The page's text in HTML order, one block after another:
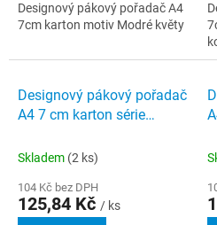
Designový pákový pořadač A4
7cm karton motiv Modré květy
Designový pákový pořadač
A4 7 cm karton série
Opičí gang
Skladem (2 ks)
104 Kč bez DPH
125,84 Kč / ks